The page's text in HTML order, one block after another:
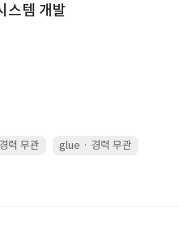
스템 개발
력 무관 glue · 경력 무관